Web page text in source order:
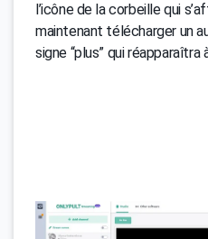
l’icône de la corbeille qui
maintenant télécharger un
signe “plus” qui réapparaîtra